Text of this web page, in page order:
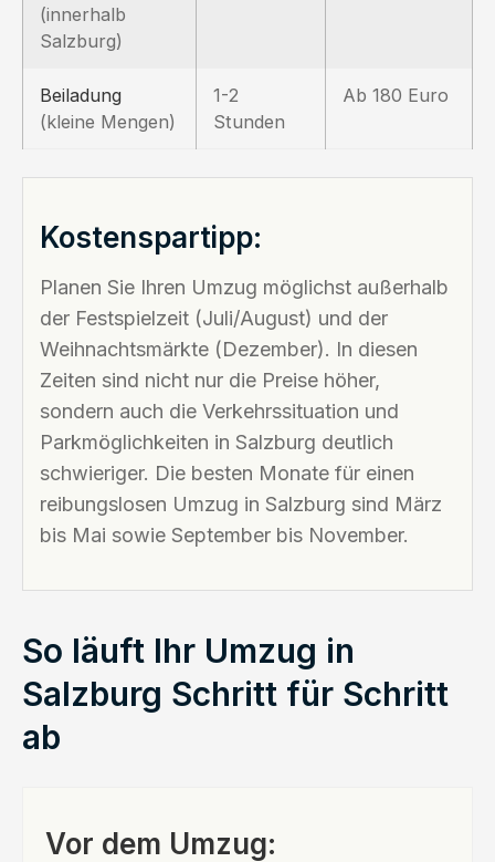
(innerhalb
Salzburg)
Beiladung
(kleine Mengen)
1-2
Stunden
Ab 180 Euro
Kostenspartipp:
Planen Sie Ihren Umzug möglichst außerhalb
der Festspielzeit (Juli/August) und der
Weihnachtsmärkte (Dezember). In diesen
Zeiten sind nicht nur die Preise höher,
sondern auch die Verkehrssituation und
Parkmöglichkeiten in Salzburg deutlich
schwieriger. Die besten Monate für einen
reibungslosen Umzug in Salzburg sind März
bis Mai sowie September bis November.
So läuft Ihr Umzug in
Salzburg Schritt für Schritt
ab
Vor dem Umzug: